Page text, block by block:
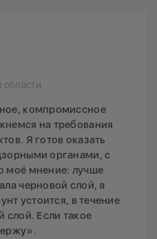
области
компромиссное
на требования
Я готов оказать
органами, с
моё мнение: лучше
черновой слой, а
устоится, в течение
слой. Если такое